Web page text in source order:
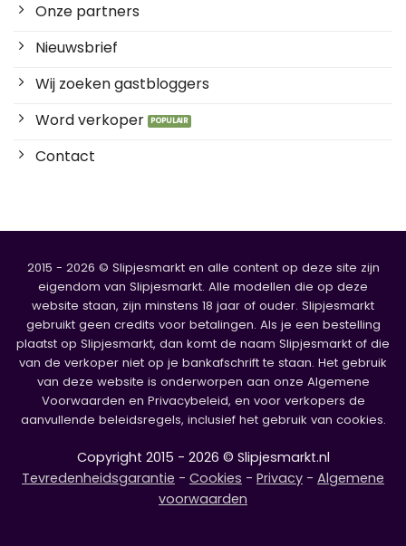
Onze partners
Nieuwsbrief
Wij zoeken gastbloggers
Word verkoper
Contact
2015 - 2026 © Slipjesmarkt en alle content op deze site zijn
eigendom van Slipjesmarkt. Alle modellen die op deze
website staan, zijn minstens 18 jaar of ouder. Slipjesmarkt
gebruikt geen credits voor betalingen. Als je een bestelling
plaatst op Slipjesmarkt, dan komt de naam Slipjesmarkt of die
van de verkoper niet op je bankafschrift te staan. Het gebruik
van deze website is onderworpen aan onze Algemene
Voorwaarden en Privacybeleid, en voor verkopers de
aanvullende beleidsregels, inclusief het gebruik van cookies.
Copyright 2015 - 2026 © Slipjesmarkt.nl
Tevredenheidsgarantie - Cookies - Privacy - Algemene
voorwaarden